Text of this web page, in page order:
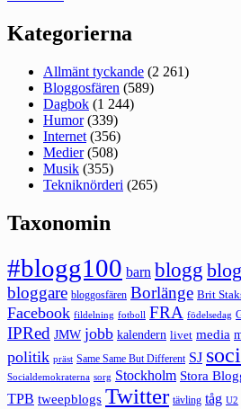
Kategorierna
Allmänt tyckande (2 261)
Bloggosfären (589)
Dagbok (1 244)
Humor(339)
Internet (356)
Medier(508)
Musik (355)
Tekniknörderi (265)
Taxonomin
#blogg100 barn blogg
bloggare bloggosfären Borlänge Brit
Facebook fildelning fotboll FRA födelsedag
IPRed JMW jobb kalendern livet media
politik präst Same Same But Different SJ
Socialdemokraterna sorg Stockholm Stora
TPB tweepblogs Twitter tävling tåg U2